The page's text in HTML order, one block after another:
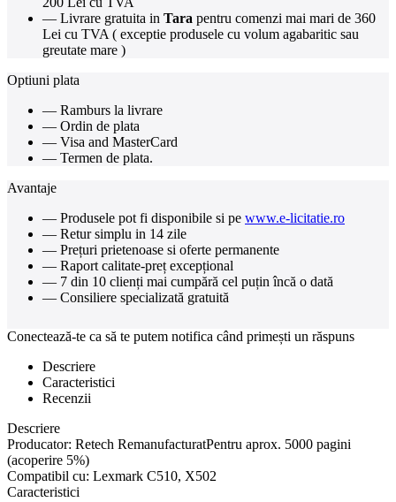
— Livrare gratuita in Tara pentru comenzi mai mari de 360
Lei cu TVA ( exceptie produsele cu volum agabaritic sau
greutate mare )
Optiuni plata
— Ramburs la livrare
— Ordin de plata
— Visa and MasterCard
— Termen de plata.
Avantaje
— Produsele pot fi disponibile si pe www.e-licitatie.ro
— Retur simplu in 14 zile
— Prețuri prietenoase si oferte permanente
— Raport calitate-preț excepțional
— 7 din 10 clienți mai cumpără cel puțin încă o dată
— Consiliere specializată gratuită
Conectează-te ca să te putem notifica când primești un răspuns
Descriere
Caracteristici
Recenzii
Descriere
Producator: Retech RemanufacturatPentru aprox. 5000 pagini
(acoperire 5%)
Compatibil cu: Lexmark C510, X502
Caracteristici